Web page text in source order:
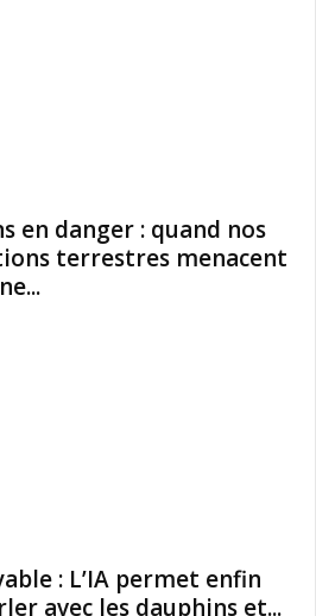
en danger : quand nos
terrestres menacent
: L’IA permet enfin
avec les dauphins et...